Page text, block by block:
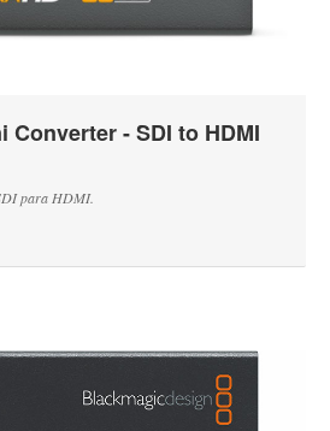
Converter - SDI to HDMI
para HDMI.